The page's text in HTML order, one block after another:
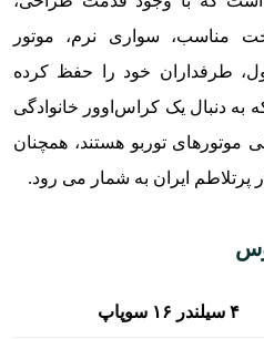
مناسب، سواری نرم، موتور
طرفداران خود را حفظ کرده
به دنبال یک کراس‌اوور خانوادگی
موتورهای توربو هستند، همچنان
پرتلاطم ایران به شمار می رود.
۴ سیلندر ۱۶ سوپاپ